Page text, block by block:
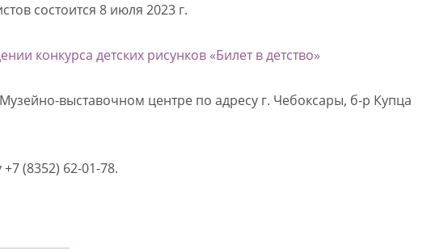
состоится 8 июля 2023 г.
конкурса детских рисунков «Билет в детство»
выставочном центре по адресу г. Чебоксары, б-р Купца
(8352) 62-01-78.